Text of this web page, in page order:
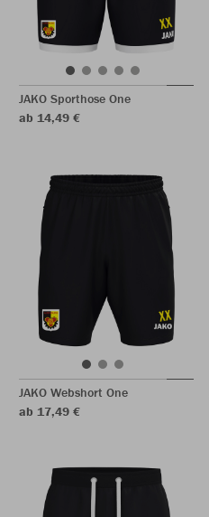
JAKO Sporthose One
ab 14,49 €
JAKO Webshort One
ab 17,49 €